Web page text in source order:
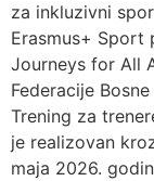
za inkluzivni
Erasmus+ Sport
Journeys for All
Federacije
Trening za
je realizovan
maja 2026.